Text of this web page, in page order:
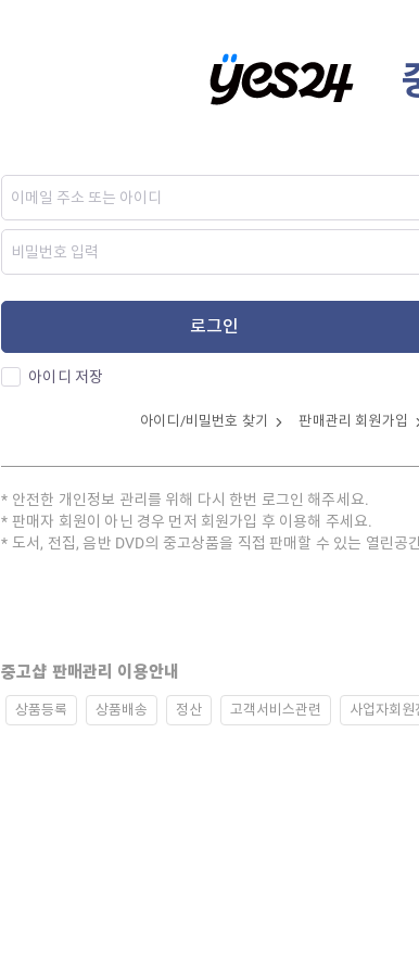
로그인
아이디 저장
아이디/비밀번호 찾기 판매관리 회원가입
안전한 개인정보 관리를 위해 다시 한번 로그인 해주세요.
판매자 회원이 아닌 경우 먼저 회원가입 후 이용해 주세요.
도서, 전집, 음반 DVD의 중고상품을 직접 판매할 수 있는 열린공
중고샵 판매관리 이용안내
상품등록 상품배송 정산 고객서비스관련 사업자회원